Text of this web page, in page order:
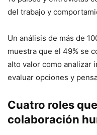
del trabajo y
Un análisis de más de
muestra que el 49% se
alto valor como analizar
evaluar opciones y
Cuatro roles
colaboración